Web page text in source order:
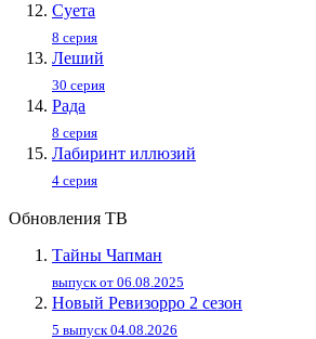
Суета
8 серия
Леший
30 серия
Рада
8 серия
Лабиринт иллюзий
4 серия
Обновления ТВ
Тайны Чапман
выпуск от 06.08.2025
Новый Ревизорро 2 сезон
5 выпуск 04.08.2026